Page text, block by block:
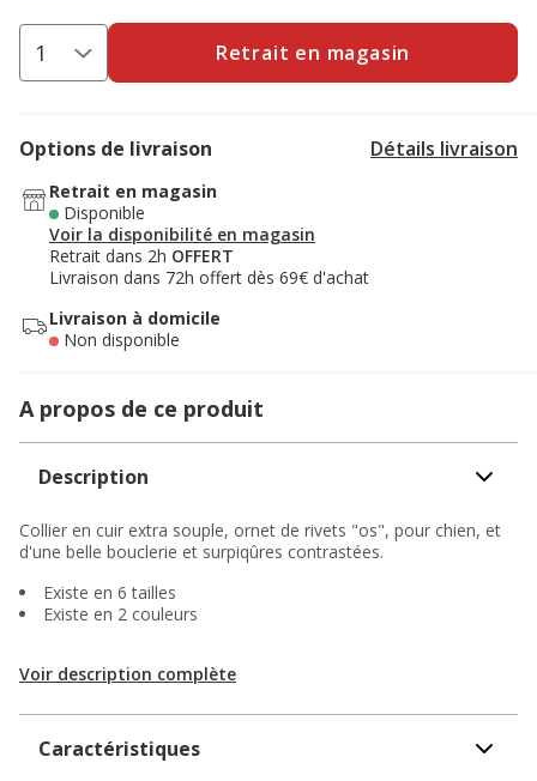
Retrait en magasin
Options de livraison Détails livraison
Retrait en magasin
Disponible
Voir la disponibilité en magasin
Retrait dans 2h OFFERT
Livraison dans 72h offert dès 69€ d'achat
Livraison à domicile
Non disponible
A propos de ce produit
Description
Collier en cuir extra souple, ornet de rivets "os", pour chien, et
d'une belle bouclerie et surpiqûres contrastées.
Existe en 6 tailles
Existe en 2 couleurs
Voir description complète
Caractéristiques